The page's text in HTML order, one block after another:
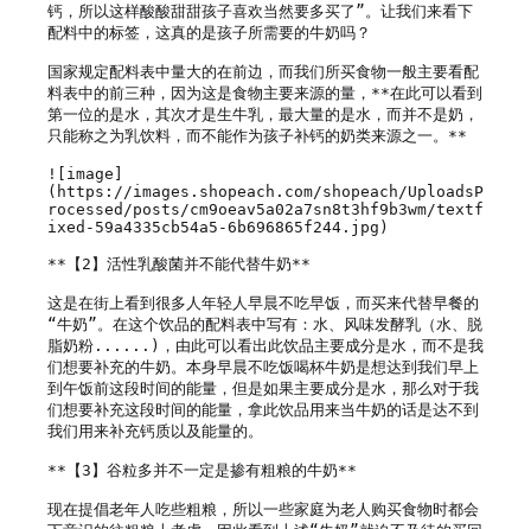
钙，所以这样酸酸甜甜孩子喜欢当然要多买了”。让我们来看下
配料中的标签，这真的是孩子所需要的牛奶吗？
国家规定配料表中量大的在前边，而我们所买食物一般主要看配
料表中的前三种，因为这是食物主要来源的量，**在此可以看到
第一位的是水，其次才是生牛乳，最大量的是水，而并不是奶，
只能称之为乳饮料，而不能作为孩子补钙的奶类来源之一。**
![image]
(https://images.shopeach.com/shopeach/UploadsP
rocessed/posts/cm9oeav5a02a7sn8t3hf9b3wm/textf
ixed-59a4335cb54a5-6b696865f244.jpg)
**【2】活性乳酸菌并不能代替牛奶**
这是在街上看到很多人年轻人早晨不吃早饭，而买来代替早餐的
“牛奶”。在这个饮品的配料表中写有：水、风味发酵乳（水、脱
脂奶粉......)，由此可以看出此饮品主要成分是水，而不是我
们想要补充的牛奶。本身早晨不吃饭喝杯牛奶是想达到我们早上
到午饭前这段时间的能量，但是如果主要成分是水，那么对于我
们想要补充这段时间的能量，拿此饮品用来当牛奶的话是达不到
我们用来补充钙质以及能量的。
**【3】谷粒多并不一定是掺有粗粮的牛奶**
现在提倡老年人吃些粗粮，所以一些家庭为老人购买食物时都会